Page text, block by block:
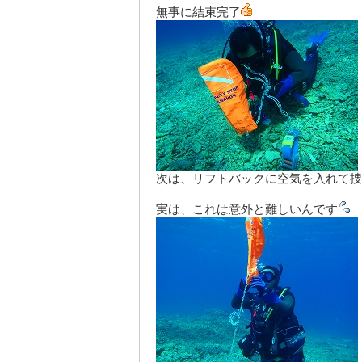
無事に結束完了
次は、リフトバックに空気を入れて
実は、これは意外と難しいんです